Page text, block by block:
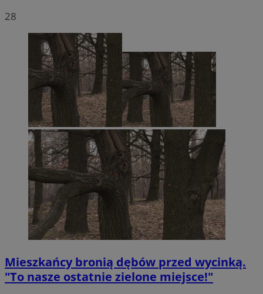
28
Mieszkańcy bronią dębów przed wycinką.
"To nasze ostatnie zielone miejsce!"